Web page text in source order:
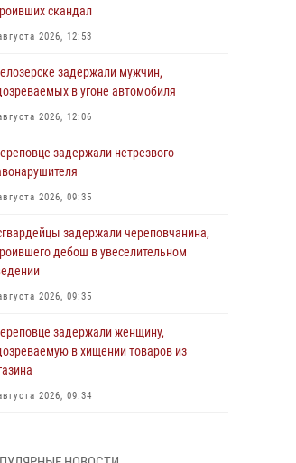
скандал
2026, 12:53
задержали мужчин,
в угоне автомобиля
2026, 12:06
задержали нетрезвого
2026, 09:35
задержали череповчанина,
дебош в увеселительном
2026, 09:35
задержали женщину,
в хищении товаров из
2026, 09:34